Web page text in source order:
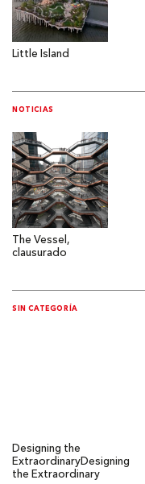
Little Island
NOTICIAS
The Vessel,
clausurado
SIN CATEGORÍA
Designing the
ExtraordinaryDesigning
the Extraordinary